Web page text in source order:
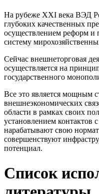
На рубеже XXI века ВЭД
глубоких качественных
осуществлением реформ и
си­стему
Сейчас внешнеторговая
осуществляется на
государственного
Все это является мощным
внешнеэкономических
области в рамках своих
установлением контактов
нарабатывают свою
совершенствуют
потенциал.
Список